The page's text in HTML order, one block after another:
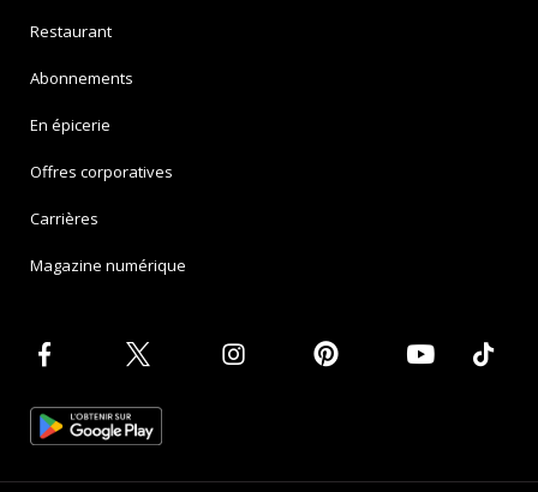
Restaurant
Abonnements
En épicerie
Offres corporatives
Carrières
Magazine numérique